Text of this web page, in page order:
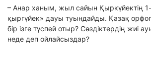
– Анар ханым, жыл сайын Қыркүйектің
қыргүйек» дауы туындайды. Қазақ
бір ізге түспей отыр? Сөздіктердің жиі
неде деп ойлайсыздар?